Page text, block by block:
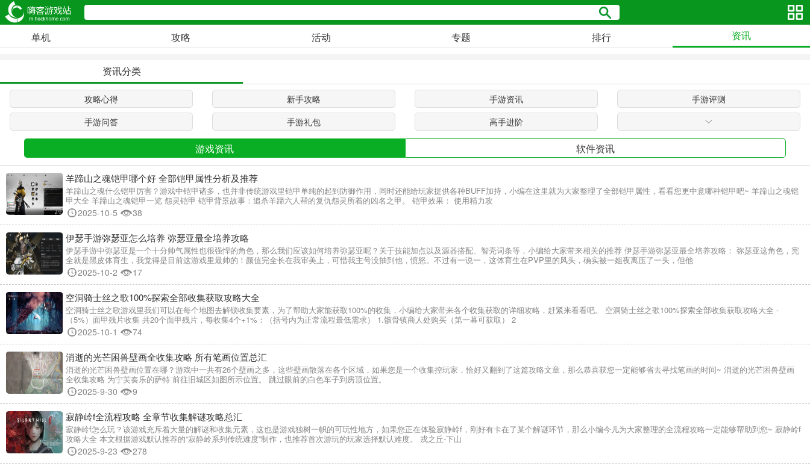
单机 攻略 活动 专题 排行 资讯
资讯分类
攻略心得 新手攻略 手游资讯
手游评测
手游问答
手游礼包 高手进阶
游戏资讯 软件资讯
羊蹄山之魂铠甲哪个好 全部铠甲属性分析及推荐
羊蹄山之魂什么铠甲厉害？游戏中铠甲诸多，也并非传统游戏里铠甲单纯的起到防御作用，同时还能给玩家提供各种BUFF加持，小编在这里就为大家整理了全部铠甲属性，看看您更中意哪种铠甲吧~ 羊蹄山之魂铠
甲大全 羊蹄山之魂铠甲一览 怨灵铠甲 铠甲背景故事：追杀羊蹄六人帮的复仇怨灵所着的凶名之甲。 铠甲效果： 使用精力攻
2025-10-5 38
伊瑟手游弥瑟亚怎么培养 弥瑟亚最全培养攻略
伊瑟手游中弥瑟亚是一个十分帅气属性也很强悍的角色，那么我们应该如何培养弥瑟亚呢？关于技能加点以及源器搭配、智壳词条等，小编给大家带来相关的推荐 伊瑟手游弥瑟亚最全培养攻略： 弥瑟亚这角色，完
全就是黑皮体育生，我觉得是目前这游戏里最帅的！颜值完全长在我审美上，可惜我主号没抽到他，愤怒。不过有一说一，这体育生在PVP里的风头，确实被一姐夜离压了一头，但他
2025-10-2 17
空洞骑士丝之歌100%探索全部收集获取攻略大全
空洞骑士丝之歌游戏里我们可以在每个地图去解锁收集要素，为了帮助大家能获取100%的收集，小编给大家带来各个收集获取的详细攻略，赶紧来看看吧。 空洞骑士丝之歌100%探索全部收集获取攻略大全 -
（5%）面甲残片收集 共20个面甲残片，每收集4个+1%：（括号内为正常流程最低需求） 1.骸骨镇商人处购买（第一幕可获取） 2
2025-10-1 74
消逝的光芒困兽壁画全收集攻略 所有笔画位置总汇
消逝的光芒困兽壁画位置在哪？游戏中一共有26个壁画之多，这些壁画散落在各个区域，如果您是一个收集控玩家，恰好又翻到了这篇攻略文章，那么恭喜获您一定能够省去寻找笔画的时间~ 消逝的光芒困兽壁画
全收集攻略 为宁芙奏乐的萨特 前往旧城区如图所示位置。 跳过眼前的白色车子到房顶位置。
2025-9-30 9
寂静岭f全流程攻略 全章节收集解谜攻略总汇
寂静岭f怎么玩？该游戏充斥着大量的解谜和收集元素，这也是游戏独树一帜的可玩性地方，如果您正在体验寂静岭f，刚好有卡在了某个解谜环节，那么小编今儿为大家整理的全流程攻略一定能够帮助到您~ 寂静岭f
攻略大全 本文根据游戏默认推荐的“寂静岭系列传统难度”制作，也推荐首次游玩的玩家选择默认难度。 戎之丘-下山
2025-9-23 278